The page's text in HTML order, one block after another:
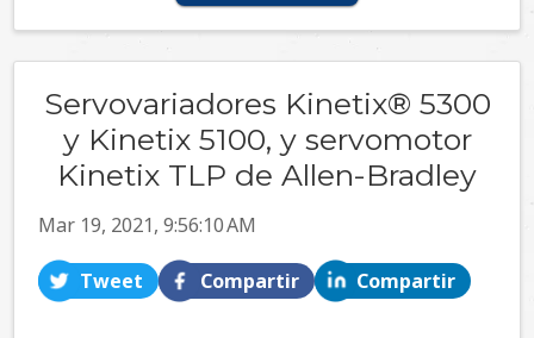
Servovariadores Kinetix® 5300
y Kinetix 5100, y servomotor
Kinetix TLP de Allen-Bradley
Mar 19, 2021, 9:56:10 AM
Tweet Compartir Compartir